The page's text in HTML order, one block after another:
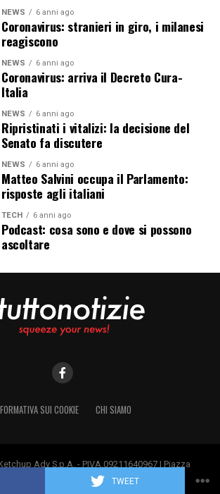
TWEET
NEWS 6 anni ago
Coronavirus: stranieri in giro, i milanesi
reagiscono
NEWS 6 anni ago
Coronavirus: arriva il Decreto Cura-
Italia
NEWS 6 anni ago
Ripristinati i vitalizi: la decisione del
Senato fa discutere
NEWS 6 anni ago
Matteo Salvini occupa il Parlamento:
risposte agli italiani
TECH 6 anni ago
Podcast: cosa sono e dove si possono
ascoltare
SUI COOKIE CHI SIAMO
Adv S.p.A. - PIVA.09211640967 | Piazza
Borromeo 14, 20123 Milano